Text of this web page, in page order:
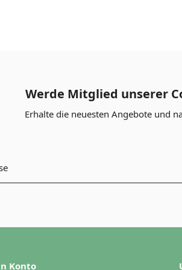
Werde Mitglied unserer
Erhalte die neuesten Angebote und
Konto